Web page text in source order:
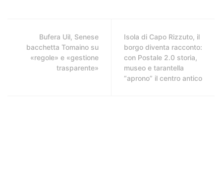
Bufera Uil, Senese
bacchetta Tomaino su
«regole» e «gestione
trasparente»
Isola di Capo Rizzuto, il
borgo diventa racconto:
con Postale 2.0 storia,
museo e tarantella
“aprono” il centro antico